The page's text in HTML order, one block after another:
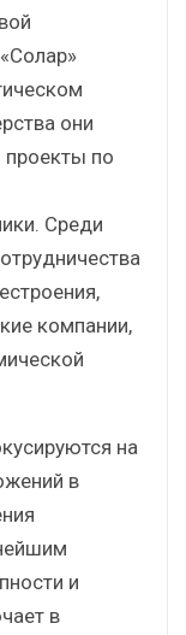
они
проекты по
Среди
компании,
на
в
и
в